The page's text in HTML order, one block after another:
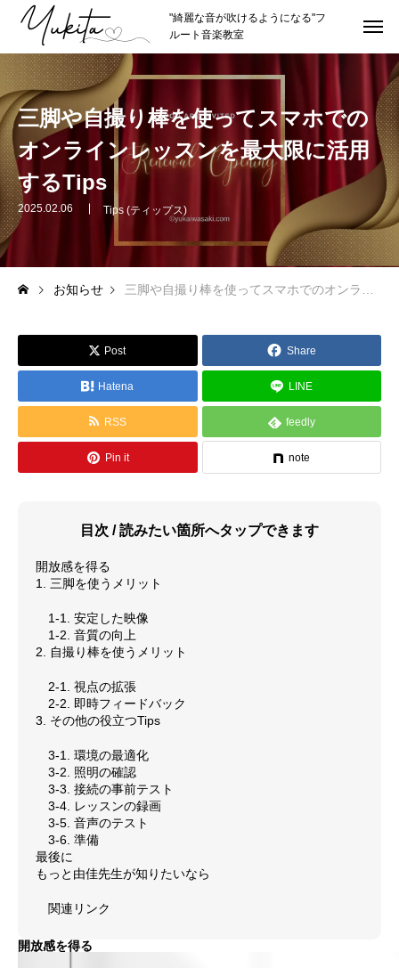
"綺麗な音が吹けるようになる"フ
ルート音楽教室
HOME
ABOUT 講師紹介
講師プロフィール
理念やスタイル
LESSON レッスン紹介
カリキュラムの詳細
レッスン形式
SCHOOL 教室紹介
最新情報（お知らせ）
サイトマップ
GALLERY
コンサート情報
メディア掲載
SUPPORT
お問い合わせ
三脚や自撮り棒を使ってスマホでの
オンラインレッスンを最大限に活用
するTips
2025.02.06 Tips (ティップス)
お知らせ 三脚や自撮り棒を使ってスマホでのオンラインレッスンを最大限に活用するTips
Post Share
Hatena LINE
RSS feedly
Pin it note
目次 / 読みたい箇所へタップできます
開放感を得る
1. 三脚を使うメリット
1-1. 安定した映像
1-2. 音質の向上
2. 自撮り棒を使うメリット
2-1. 視点の拡張
2-2. 即時フィードバック
3. その他の役立つTips
3-1. 環境の最適化
3-2. 照明の確認
3-3. 接続の事前テスト
3-4. レッスンの録画
3-5. 音声のテスト
3-6. 準備
最後に
もっと由佳先生が知りたいなら
関連リンク
開放感を得る